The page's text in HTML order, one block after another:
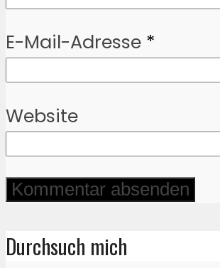
E-Mail-Adresse *
Website
Durchsuch mich